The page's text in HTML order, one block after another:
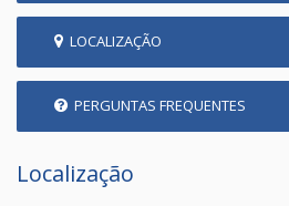
LOCALIZAÇÃO
PERGUNTAS FREQUENTES
Localização